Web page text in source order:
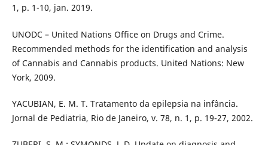
1, p. 1-10, jan. 2019.
UNODC – United Nations Office on Drugs and Crime.
Recommended methods for the identification and analysis
of Cannabis and Cannabis products. United Nations: New
York, 2009.
YACUBIAN, E. M. T. Tratamento da epilepsia na infância.
Jornal de Pediatria, Rio de Janeiro, v. 78, n. 1, p. 19-27, 2002.